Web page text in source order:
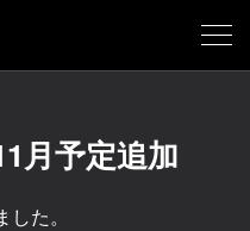
月予定追加
た。